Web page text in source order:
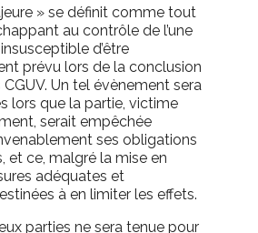
» se définit comme tout
au contrôle de l’une
d’être
prévu lors de la conclusion
Un tel évènement sera
lors que la partie, victime
serait empêchée
ses obligations
et ce, malgré la mise en
adéquates et
à en limiter les effets.
parties ne sera tenue pour